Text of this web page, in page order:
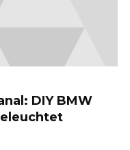
DIY BMW